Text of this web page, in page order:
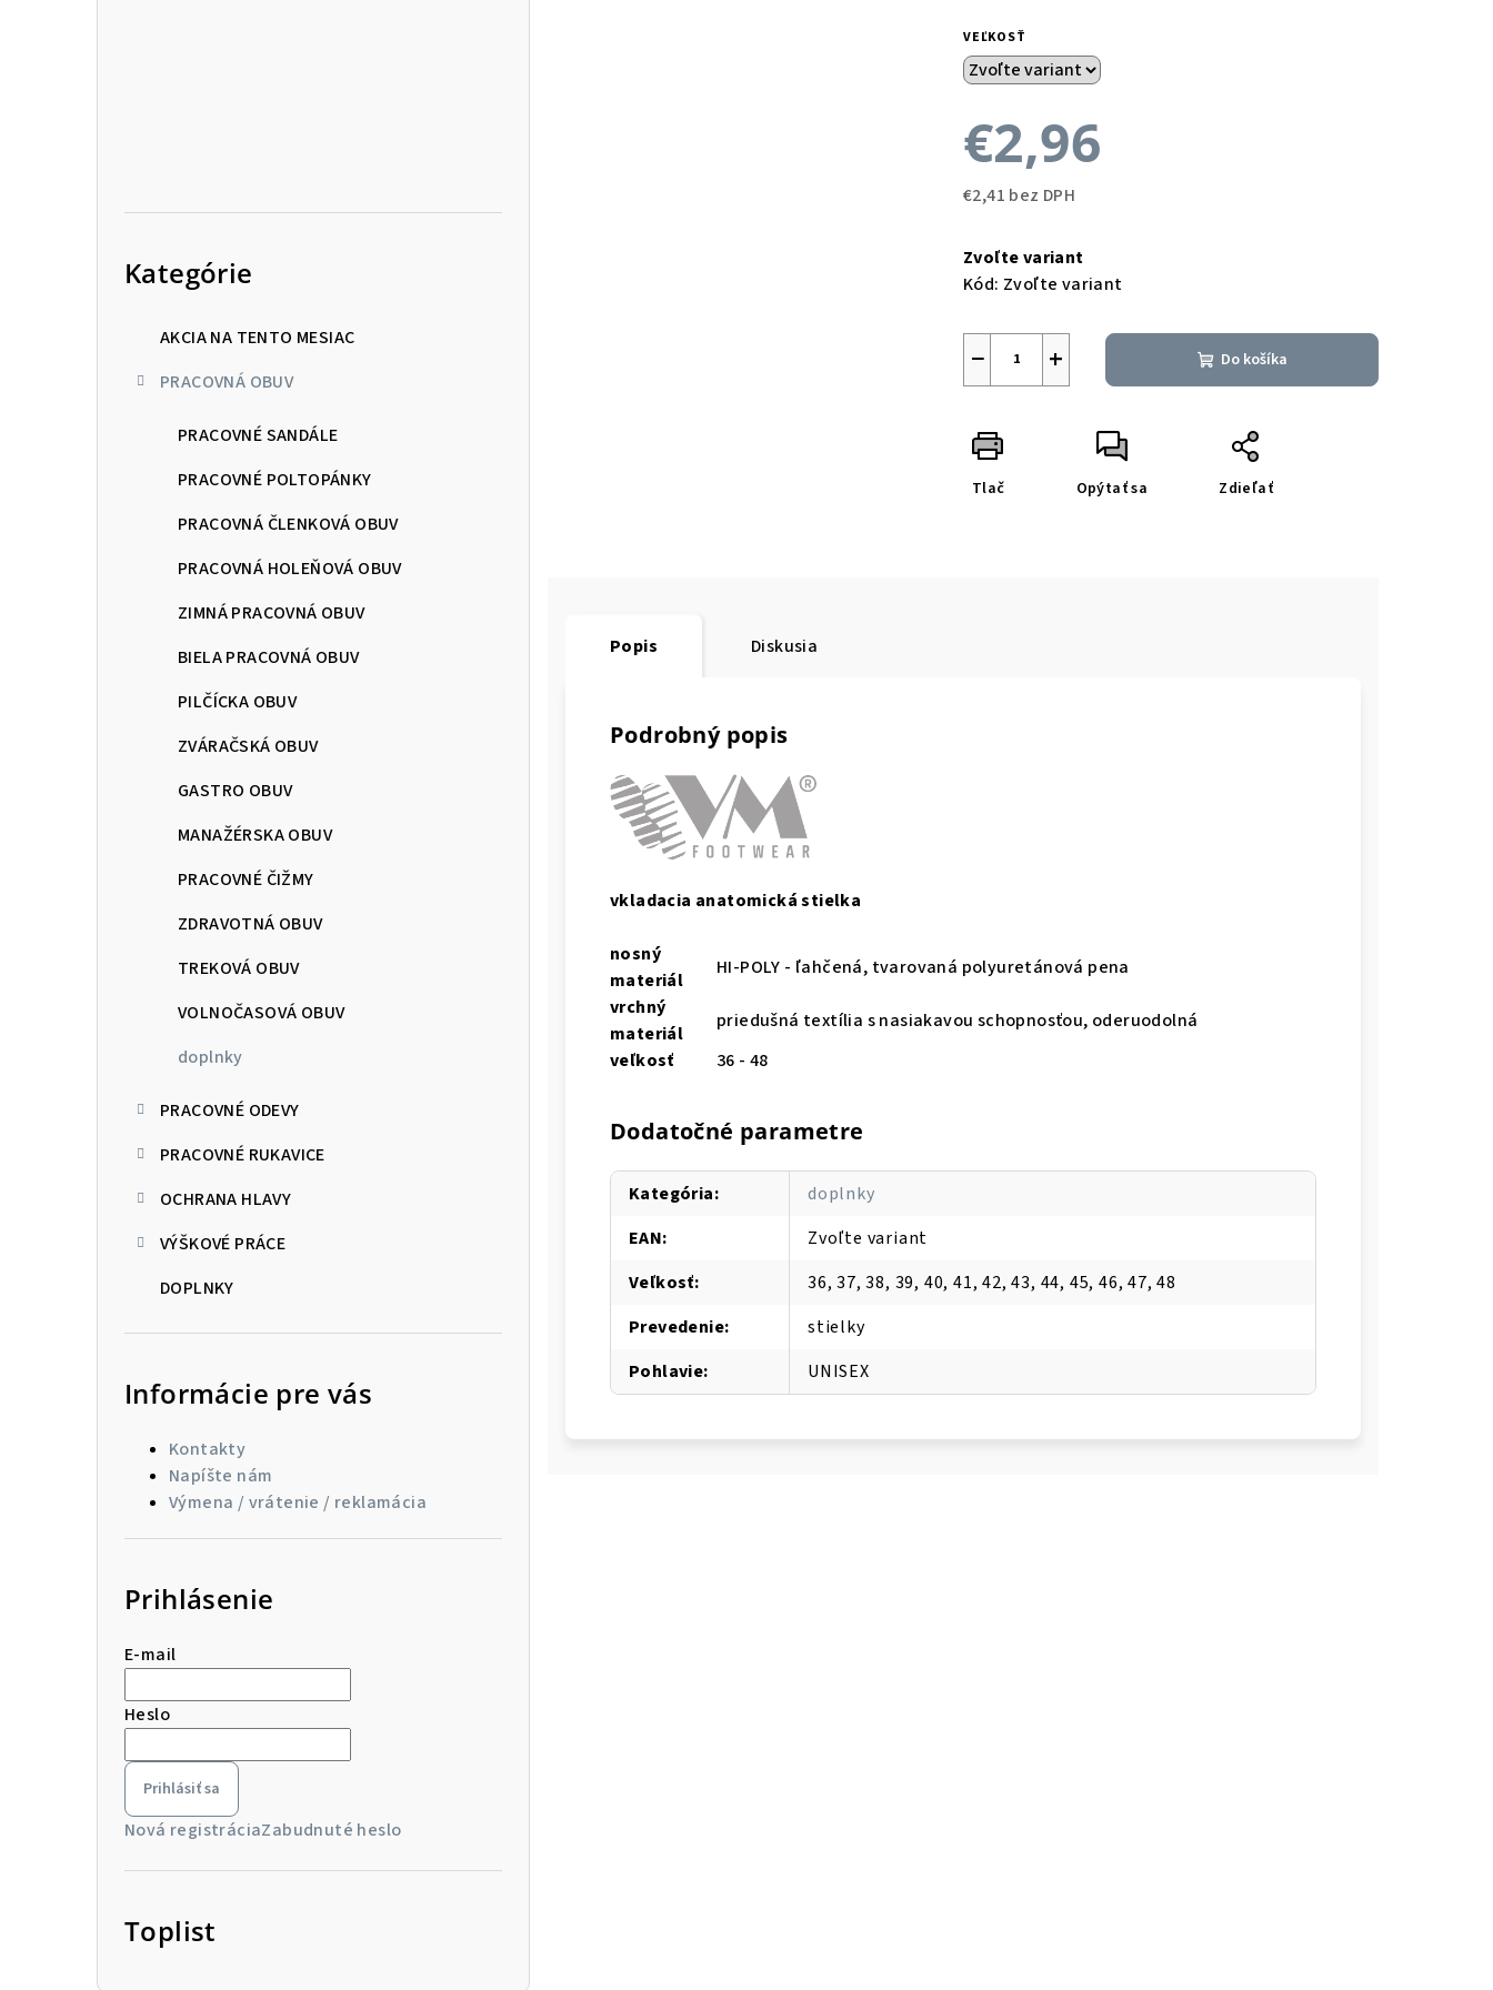
Kategórie
AKCIA NA TENTO MESIAC
PRACOVNÁ OBUV
PRACOVNÉ SANDÁLE
PRACOVNÉ POLTOPÁNKY
PRACOVNÁ ČLENKOVÁ OBUV
PRACOVNÁ HOLEŇOVÁ OBUV
ZIMNÁ PRACOVNÁ OBUV
BIELA PRACOVNÁ OBUV
PILČÍCKA OBUV
ZVÁRAČSKÁ OBUV
GASTRO OBUV
MANAŽÉRSKA OBUV
PRACOVNÉ ČIŽMY
ZDRAVOTNÁ OBUV
TREKOVÁ OBUV
VOLNOČASOVÁ OBUV
doplnky
PRACOVNÉ ODEVY
PRACOVNÉ RUKAVICE
OCHRANA HLAVY
VÝŠKOVÉ PRÁCE
DOPLNKY
Informácie pre vás
Kontakty
Napíšte nám
Výmena / vrátenie / reklamácia
Prihlásenie
E-mail
Heslo
Prihlásiť sa
Nová registráciaZabudnuté heslo
Toplist
VEĽKOSŤ
€2,96
€2,41 bez DPH
cena:
Zvoľte variant
Kód: Zvoľte variant
+
− Do košíka
Tlač Opýtať sa Zdieľať
Popis Diskusia
Podrobný popis
vkladacia anatomická stielka
nosný
materiál
HI-POLY - ľahčená, tvarovaná polyuretánová pena
vrchný
materiál
priedušná textília s nasiakavou schopnosťou, oderuodolná
veľkosť
36 - 48
Dodatočné parametre
Kategória:
doplnky
EAN:
Zvoľte variant
Veľkosť:
36, 37, 38, 39, 40, 41, 42, 43, 44, 45, 46, 47, 48
Prevedenie:
stielky
Pohlavie: UNISEX